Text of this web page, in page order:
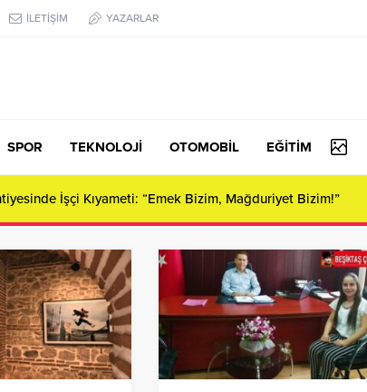
İLETİŞİM YAZARLAR
SPOR TEKNOLOJİ OTOMOBİL EĞİTİM
İşçi Kıyameti: “Emek Bizim, Mağduriyet Bizim!”